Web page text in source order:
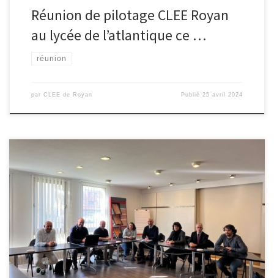
Réunion de pilotage CLEE Royan
au lycée de l’atlantique ce …
réunion
par CLEE de Royan Publié 25 avril 2024
Cette semaine s’est tenue la quatrième et dernière réunion du
Groupe de Travail 2023-2024 dans le cadre du CLEE Charente
Limousine. Les travaux de l’année portent sur la structuration du
Parcours Avenir, dans le but de faciliter sa construction par les chefs
d’établissement, et de favoriser la participation des entreprises
[…]